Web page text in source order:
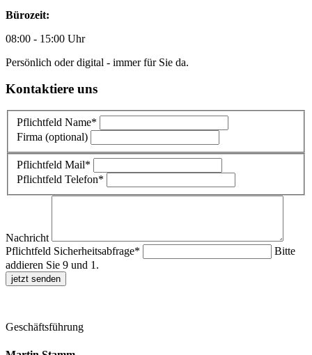
Bürozeit:
08:00 - 15:00 Uhr
Persönlich oder digital - immer für Sie da.
Kontaktiere uns
Pflichtfeld Name*
Firma (optional)
Pflichtfeld Mail*
Pflichtfeld Telefon*
Nachricht
Pflichtfeld Sicherheitsabfrage*
Bitte
addieren Sie 9 und 1.
jetzt senden
Geschäftsführung